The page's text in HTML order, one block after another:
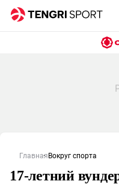
Главная Вокруг спорта
17-летний